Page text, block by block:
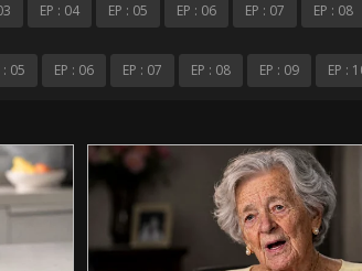
EP : 04 EP : 05 EP : 06 EP : 07 EP : 08
: 05 EP : 06 EP : 07 EP : 08 EP : 09 EP :